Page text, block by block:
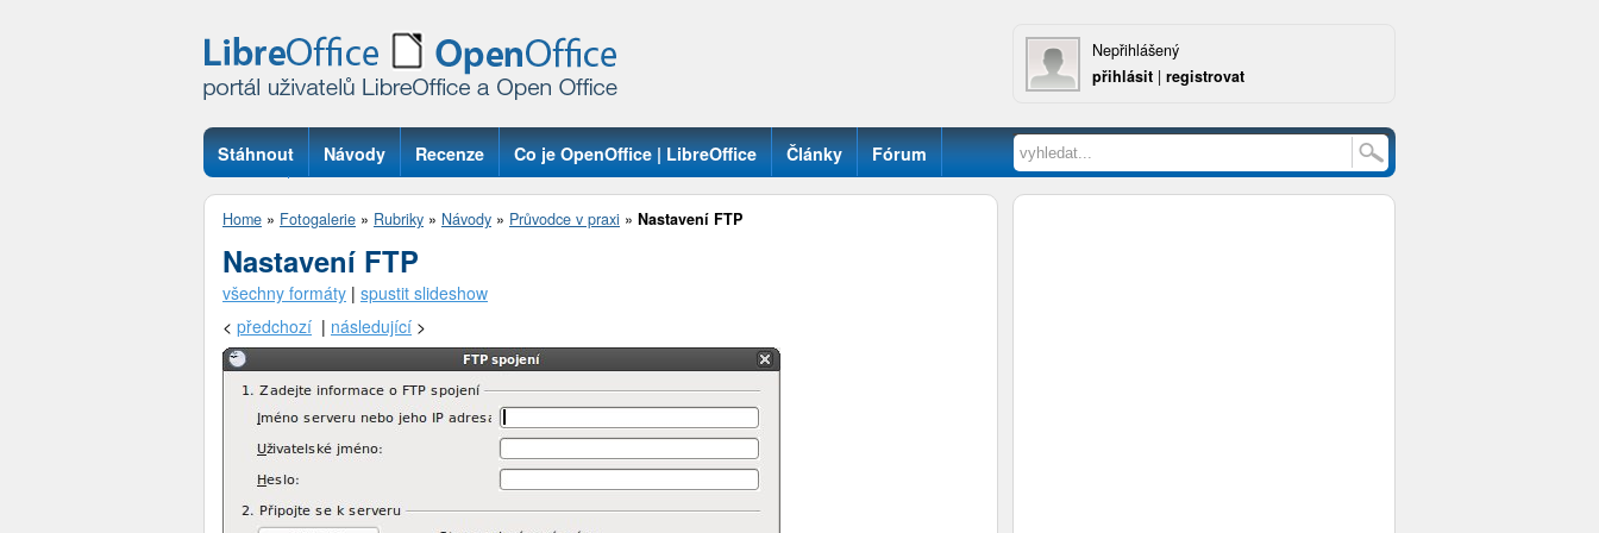
Nepřihlášený
přihlásit | registrovat
Stáhnout Návody Recenze Co je OpenOffice | LibreOffice Články Fórum
Otázky
Home » Fotogalerie » Rubriky » Návody » Průvodce v praxi » Nastavení FTP
Nastavení FTP
všechny formáty | spustit slideshow
< předchozí | následující >